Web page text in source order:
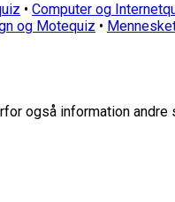
• Computer og
og Motequiz •
også information andre